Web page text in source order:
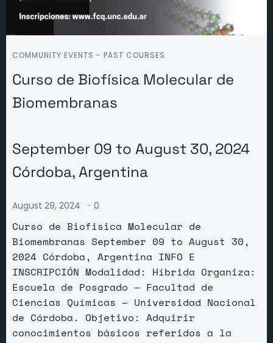
COMMUNITY EVENTS - PAST COURSES
Curso de Biofísica Molecular de
Biomembranas
September 09 to August 30, 2024
Córdoba, Argentina
August 29, 2024 - 0
Curso de Biofisica Molecular de
Biomembranas September 09 to August 30,
2024 Córdoba, Argentina INFO E
INSCRIPCIÓN Modalidad: Híbrida Organiza:
Escuela de Posgrado – Facultad de
Ciencias Químicas – Universidad Nacional
de Córdoba. Objetivo: Adquirir
conocimientos básicos referidos a la